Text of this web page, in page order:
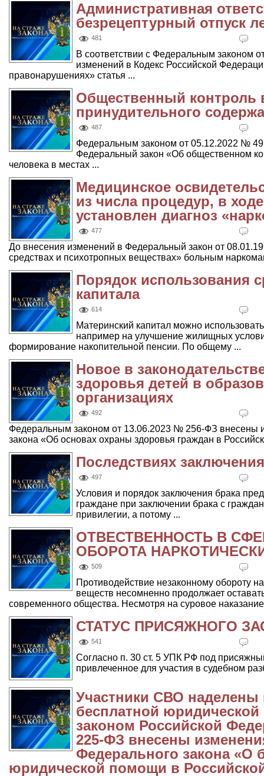
Административная
безрецептурный отпуск
481
В соответствии с Федеральным законом
изменений в Кодекс Российской
правонарушениях» статья ...
Общественный контроль
принудительного
487
Федеральным законом от 05.12.2022 №
Федеральный закон «Об общественном
человека в местах ...
Медицинское
из числа процедур, в
установлен диагноз
477
До внесения изменений в Федеральный закон от
средствах и психотропных веществах» больным
Порядок использования
капитала
614
Материнский капитал можно
например на улучшение жилищных
формирование накопительной пенсии. По общему ...
Новое в
здоровья детей в
организациях
492
Федеральным законом от 13.06.2023 № 256-ФЗ внесены
закона «Об основах охраны здоровья граждан в
Последствиях
497
Условия и порядок заключения брака
граждане при заключении брака с
привилегии, а потому ...
ОТВЕСТВЕННОСТЬ В
ОБОРОТА
509
Противодействие незаконному обороту
веществ несомненно продолжает
современного общества. Несмотря на суровое
СТАТУС ПРИСЯЖНОГО
541
Согласно п. 30 ст. 5 УПК РФ под
привлеченное для участия в судебном
Участники СВО наделены
бесплатной
законом Российской
225-ФЗ внесены
Федерального закона «О
юридической помощи в